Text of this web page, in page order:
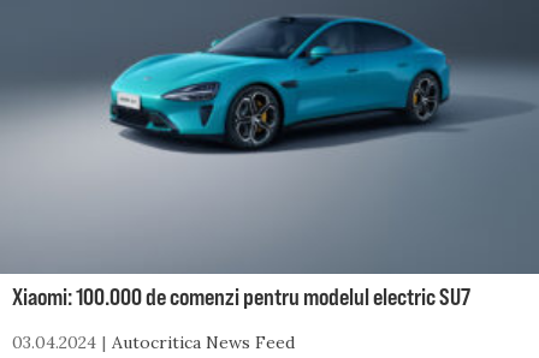
Xiaomi: 100.000 de comenzi pentru modelul electric SU7
03.04.2024 Autocritica News Feed